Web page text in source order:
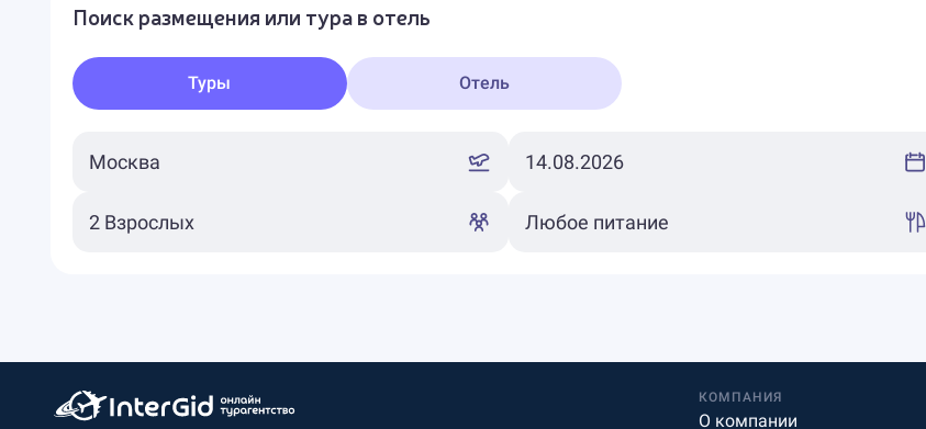
Поиск размещения или тура в отель
Туры Отель
КОМПАНИЯ
О компании